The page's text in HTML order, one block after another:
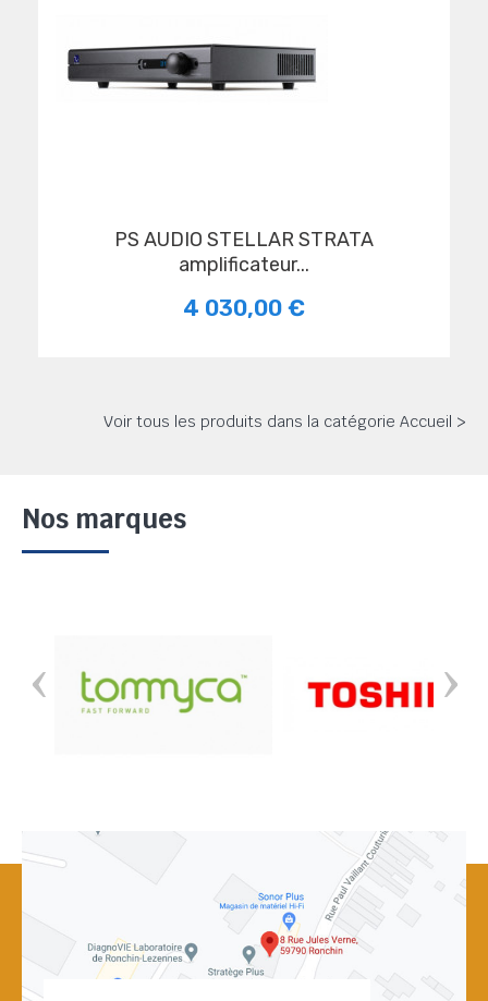
PS AUDIO STELLAR STRATA
amplificateur...
4 030,00 €
Voir tous les produits dans la catégorie Accueil >
Nos marques